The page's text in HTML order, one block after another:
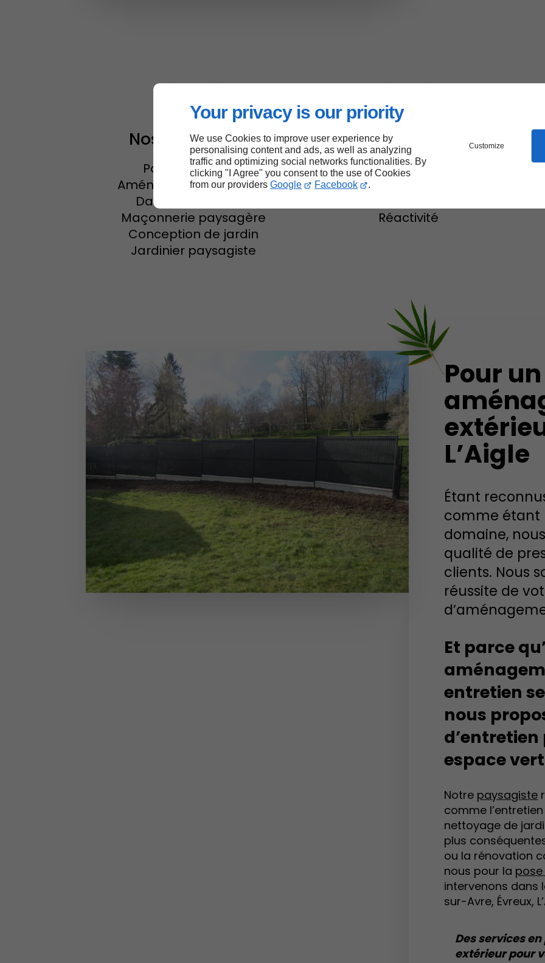
Your privacy is our priority
We use Cookies to improve user experience by
personalising content and ads, as well as analyzing
traffic and optimizing social networks functionalities. By
clicking "I Agree" you consent to the use of Cookies
from our providers Google Facebook .
Customize
Nos prestations
Pose de clôtures
Aménagement extérieur
Dallage et pavage
Maçonnerie paysagère
Conception de jardin
Jardinier paysagiste
Nos avantages
Expérience
Réactivité
Pour un
L’Aigle
Étant
comme étant
domaine,
qualité de
clients. Nous
réussite de
Et parce
entretien
nous
espace
Notre paysagiste
comme
nettoyage de
plus
ou la rénovation
nous pour la
intervenons dans
sur-Avre, Évreux,
Des services
extérieur pour